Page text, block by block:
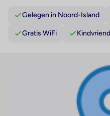
Gelegen in Noord-Island
Gratis WiFi